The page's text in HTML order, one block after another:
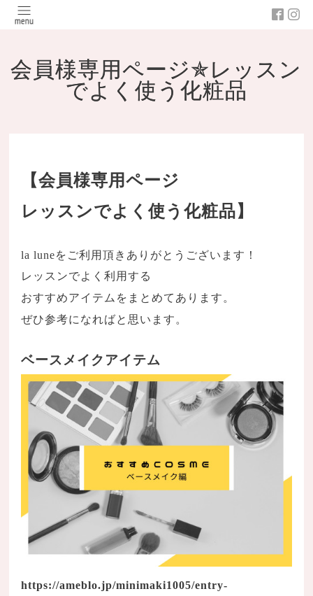
会員様専用ページ✯レッスン
でよく使う化粧品
【会員様専用ページ
レッスンでよく使う化粧品】
la luneをご利用頂きありがとうございます！
レッスンでよく利用する
おすすめアイテムをまとめてあります。
ぜひ参考になればと思います。
ベースメイクアイテム
https://ameblo.jp/minimaki1005/entry-